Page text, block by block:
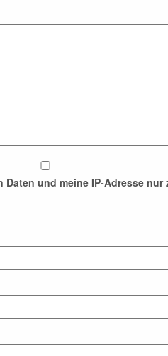
und meine IP-Adresse